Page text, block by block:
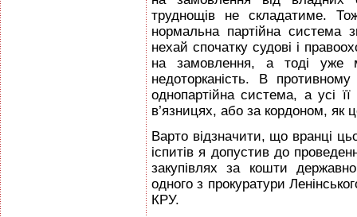
труднощів не складатиме.
нормальна партійна система
нехай спочатку судові і
на замовлення, а тоді уже
недоторканість. В
однопартійна система, а усі
в’язницях, або за кордоном, як
Варто відзначити, що вранці
іспитів я допустив до
закупівлях за кошти
одного з прокуратури
КРУ.